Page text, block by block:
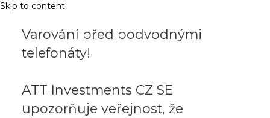
Skip to content
Varování před podvodnými
telefonáty!
ATT Investments CZ SE
upozorňuje veřejnost, že